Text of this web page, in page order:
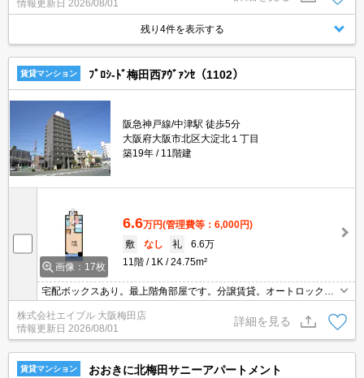
の店舗でご対応可能です★女性スタッフ・ベテランスタッフ在籍★
内見代行・写真撮影/動画撮影/WEB契約等来店不要でご契約可能で
情報更新日 2026/08/01
残り4件を表示する
賃貸マンション ﾌﾟﾛｼ-ﾄﾞ梅田西ｱｳﾞｧﾝｾ（1102）
阪急神戸線/中津駅 徒歩5分
大阪府大阪市北区大淀北１丁目
築19年
11階建
画像：17枚
6.6万円(管理費等：6,000円)
敷
なし 礼
6.6万
11階
1K 24.75m²
宅配ボックスあり。最上階角部屋です。分譲賃貸。オートロック。
2口ガスコンロ付。TVモニターホン有。温水洗浄便座付き。
株式会社エイブル 大阪梅田店
情報更新日 2026/08/01
詳細を見る
賃貸マンション おおきに北梅田サニーアパートメント